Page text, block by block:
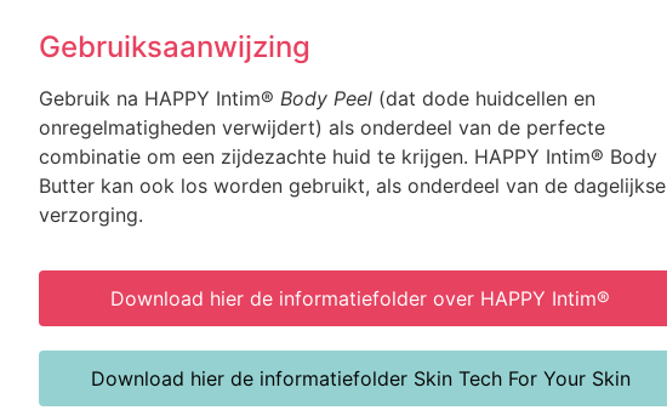
Gebruiksaanwijzing
Gebruik na HAPPY Intim® Body Peel (dat dode huidcellen en
onregelmatigheden verwijdert) als onderdeel van de perfecte
combinatie om een zijdezachte huid te krijgen. HAPPY Intim® Body
Butter kan ook los worden gebruikt, als onderdeel van de dagelijkse
verzorging.
Download hier de informatiefolder over HAPPY Intim®
Download hier de informatiefolder Skin Tech For Your Skin